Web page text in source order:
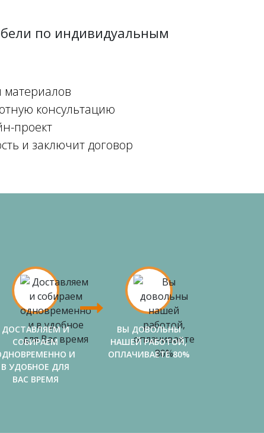
по индивидуальным
материалов
консультацию
проект
и заключит договор
ДОСТАВЛЯЕМ И
СОБИРАЕМ
И
В УДОБНОЕ ДЛЯ
ВАС ВРЕМЯ
ВЫ ДОВОЛЬНЫ
НАШЕЙ РАБОТОЙ,
ОПЛАЧИВАЕТЕ 80%